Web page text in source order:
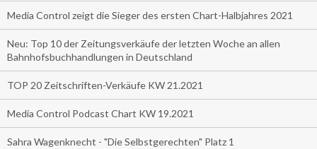
Media Control zeigt die Sieger des ersten Chart-Halbjahres 2021
Neu: Top 10 der Zeitungsverkäufe der letzten Woche an allen
Bahnhofsbuchhandlungen in Deutschland
TOP 20 Zeitschriften-Verkäufe KW 21.2021
Media Control Podcast Chart KW 19.2021
Sahra Wagenknecht - "Die Selbstgerechten" Platz 1